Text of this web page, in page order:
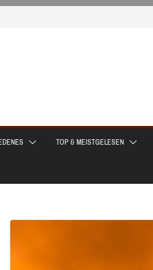
TOP & MEISTGELESEN